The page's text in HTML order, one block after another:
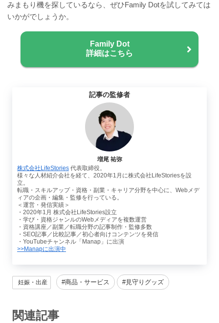
みまもり機を探しているなら、ぜひFamily Dotを試してみては
いかがでしょうか。
Family Dot
詳細はこちら
記事の監修者
増尾 祐弥
株式会社LifeStories 代表取締役。
様々な人材紹介会社を経て、2020年1月に株式会社LifeStoriesを設
立。
転職・スキルアップ・資格・副業・キャリア分野を中心に、Webメデ
ィアの企画・編集・監修を行っている。
＜運営・発信実績＞
・2020年1月 株式会社LifeStories設立
・学び・資格ジャンルのWebメディアを複数運営
・資格講座／副業／転職分野の記事制作・監修多数
・SEO記事／比較記事／初心者向けコンテンツを発信
・YouTubeチャンネル「Manap」に出演
>>Manapに出演中
妊娠・出産 商品・サービス 見守りグッズ
関連記事